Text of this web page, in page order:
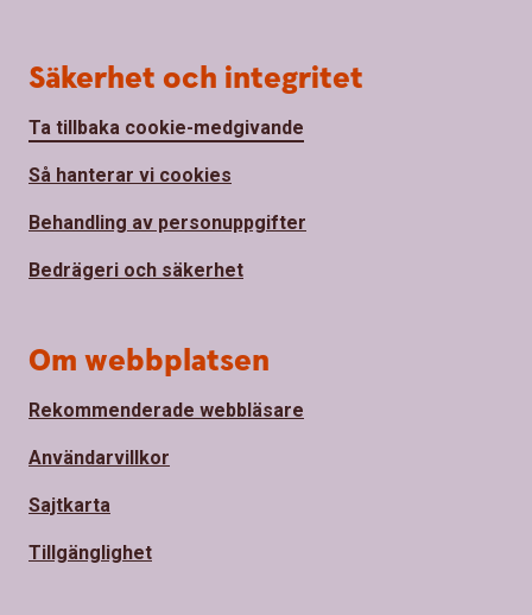
Säkerhet och integritet
Ta tillbaka cookie-medgivande
Så hanterar vi cookies
Behandling av personuppgifter
Bedrägeri och säkerhet
Om webbplatsen
Rekommenderade webbläsare
Användarvillkor
Sajtkarta
Tillgänglighet